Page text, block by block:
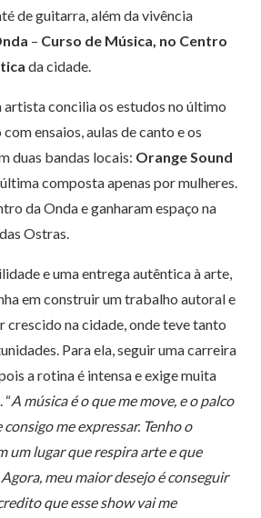
de guitarra, além da vivência
– Curso de Música, no Centro
da cidade.
artista concilia os estudos no último
ensaios, aulas de canto e os
duas bandas locais: Orange Sound
composta apenas por mulheres.
da Onda e ganharam espaço na
Ostras.
e uma entrega autêntica à arte,
em construir um trabalho autoral e
crescido na cidade, onde teve tanto
Para ela, seguir uma carreira
a rotina é intensa e exige muita
“A música é o que me move, e o palco
me expressar. Tenho o
um lugar que respira arte e que
meu maior desejo é conseguir
que esse show vai me